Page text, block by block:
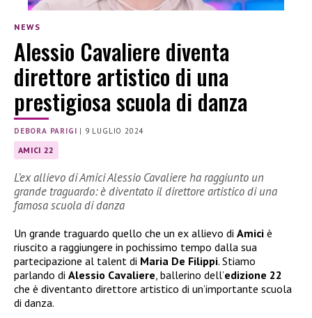
NEWS
Alessio Cavaliere diventa
direttore artistico di una
prestigiosa scuola di danza
DEBORA PARIGI | 9 LUGLIO 2024
AMICI 22
L’ex allievo di Amici Alessio Cavaliere ha raggiunto un
grande traguardo: è diventato il direttore artistico di una
famosa scuola di danza
Un grande traguardo quello che un ex allievo di Amici è
riuscito a raggiungere in pochissimo tempo dalla sua
partecipazione al talent di Maria De Filippi. Stiamo
parlando di Alessio Cavaliere, ballerino dell’edizione 22
che è diventanto direttore artistico di un’importante scuola
di danza.